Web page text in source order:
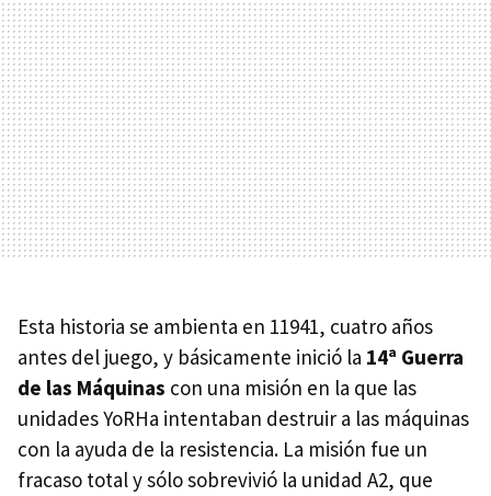
Esta historia se ambienta en 11941, cuatro años
antes del juego, y básicamente inició la 14ª Guerra
de las Máquinas con una misión en la que las
unidades YoRHa intentaban destruir a las máquinas
con la ayuda de la resistencia. La misión fue un
fracaso total y sólo sobrevivió la unidad A2, que